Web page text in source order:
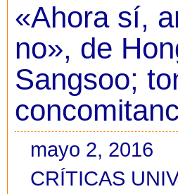
«Ahora sí,
no», de
Sangsoo;
mayo 2, 2016
CRÍTICAS